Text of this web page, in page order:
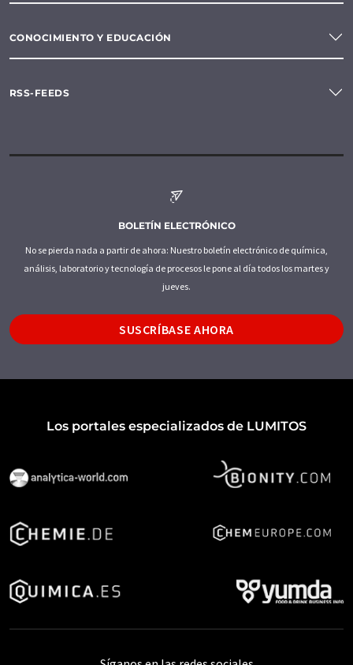
CONOCIMIENTO Y EDUCACIÓN
RSS-FEEDS
BOLETÍN ELECTRÓNICO
No se pierda nada a partir de ahora: Nuestro boletín electrónico de química,
análisis, laboratorio y tecnología de procesos le pone al día todos los martes y
jueves.
SUSCRÍBASE AHORA
Los portales especializados de LUMITOS